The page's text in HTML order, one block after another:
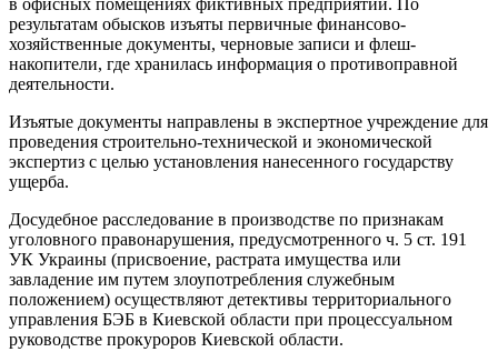
результатам обысков изъяты первичные финансово-
хозяйственные документы, черновые записи и флеш-
накопители, где хранилась информация о противоправной
деятельности.
Изъятые документы направлены в экспертное учреждение для
проведения строительно-технической и экономической
экспертиз с целью установления нанесенного государству
ущерба.
Досудебное расследование в производстве по признакам
уголовного правонарушения, предусмотренного ч. 5 ст. 191
УК Украины (присвоение, растрата имущества или
завладение им путем злоупотребления служебным
положением) осуществляют детективы территориального
управления БЭБ в Киевской области при процессуальном
руководстве прокуроров Киевской области.